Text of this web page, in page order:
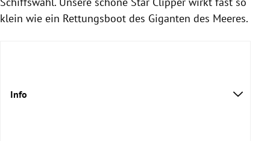
klein wie ein Rettungsboot des Giganten des Meeres.
Info